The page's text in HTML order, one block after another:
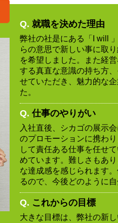
Q. 就職を決めた理由
弊社の社是にある「I will
らの意思で新しい事に取
を希望しました。また経
する真直な意識の持ち方
せていただき、魅力的な
た。
Q. 仕事のやりがい
入社直後、シカゴの展示
のプロモーションに携わ
して責任ある仕事を任せ
めています。難しさもあ
な達成感を感じられます
るので、今後どのように
Q. これからの目標
大きな目標は、弊社の新